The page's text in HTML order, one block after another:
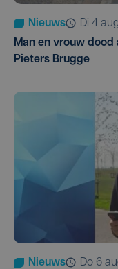
Nieuws
di 4
Man en vrouw
Pieters Brugge
Nieuws
do 6